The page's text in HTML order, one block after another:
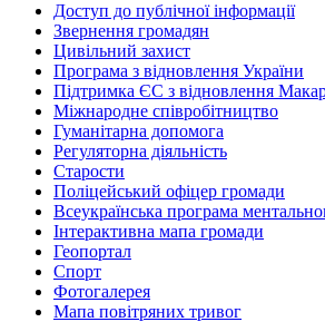
Доступ до публічної інформації
Звернення громадян
Цивільний захист
Програма з відновлення України
Підтримка ЄС з відновлення
Міжнародне співробітництво
Гуманітарна допомога
Регуляторна діяльність
Старости
Поліцейський офіцер громади
Всеукраїнська програма
Інтерактивна мапа громади
Геопортал
Спорт
Фотогалерея
Мапа повітряних тривог